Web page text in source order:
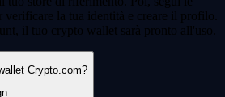
verificare la tua identità e creare il profilo.
il tuo crypto wallet sarà pronto all'uso.
Crypto.com?